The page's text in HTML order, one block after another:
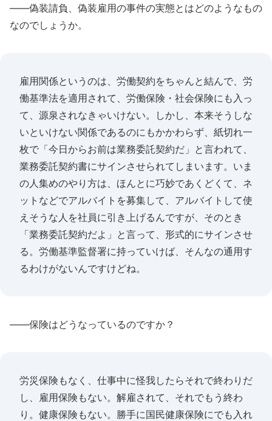
――偽装請負、偽装雇用の事件の実態とはどのようなもの
なのでしょうか。
雇用関係というのは、労働契約をちゃんと結んで、労
働基準法を適用されて、労働保険・社会保険にも入っ
て、源泉されなきゃいけない。しかし、本来そうしな
いといけない関係であるのにもかかわらず、紙切れ一
枚で「今日からお前は業務委託契約だ」と言われて、
業務委託契約書にサインさせられてしまいます。いま
の人集めのやり方は、ほんとに巧妙であくどくて、ネ
ットなどでアルバイトを募集して、アルバイトして使
えそうな人を社員に引き上げるんですが、そのとき
「業務委託契約だよ」と言って、形式的にサインさせ
る。労働基準監督署に持っていけば、そんなの通用す
るわけがないんですけどね。
――保険はどうなっているのですか？
労災保険もなく、仕事中に怪我したらそれで終わりだ
し、雇用保険もない。解雇されて、それでもう終わ
り。健康保険もない。勝手に国民健康保険にでも入れ